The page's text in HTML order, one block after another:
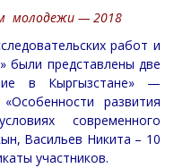
молодежи — 2018
работ и
были представлены две
в Кыргызстане» —
развития
современного
Васильев Никита – 10
участников.